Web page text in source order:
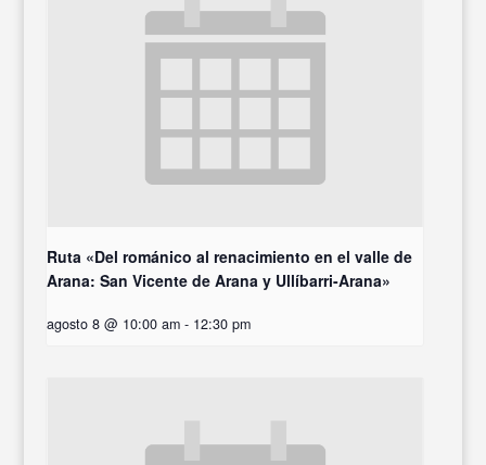
Ruta «Del románico al renacimiento en el valle de
Arana: San Vicente de Arana y Ullíbarri-Arana»
agosto 8 @ 10:00 am - 12:30 pm